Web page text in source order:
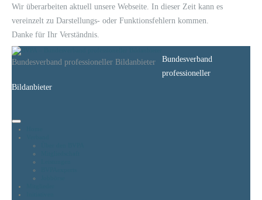
Wir überarbeiten aktuell unsere Webseite. In dieser Zeit kann es
vereinzelt zu Darstellungs- oder Funktionsfehlern kommen.
Danke für Ihr Verständnis.
Bundesverband professioneller Bildanbieter
Bundesverband
professioneller
Bildanbieter